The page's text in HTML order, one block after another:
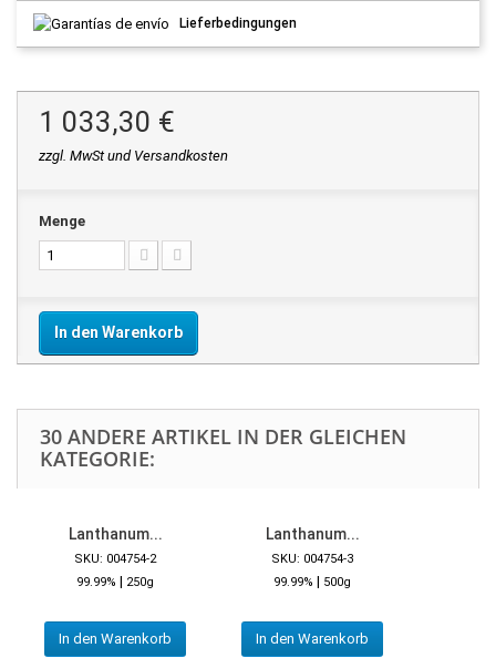
Lieferbedingungen
1 033,30 €
zzgl. MwSt und Versandkosten
Menge
In den Warenkorb
30 ANDERE ARTIKEL IN DER GLEICHEN
KATEGORIE:
Lanthanum...
SKU: 004754-2
99.99% | 250g
In den Warenkorb
Lanthanum...
SKU: 004754-3
99.99% | 500g
In den Warenkorb